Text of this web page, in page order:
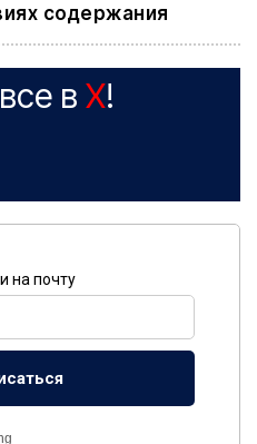
содержания
в X!